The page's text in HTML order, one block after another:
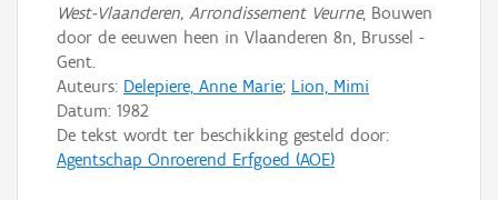
West-Vlaanderen, Arrondissement Veurne, Bouwen
door de eeuwen heen in Vlaanderen 8n, Brussel -
Gent.
Auteurs: Delepiere, Anne Marie; Lion, Mimi
Datum: 1982
De tekst wordt ter beschikking gesteld door:
Agentschap Onroerend Erfgoed (AOE)